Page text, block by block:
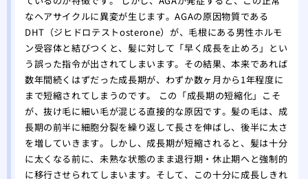
なヘアサイクルに異変が生じます。AGAの原因物質である
DHT（ジヒドロテストosterone）が、毛根にある男性ホルモ
ン受容体と結びつくと、髪に対して「早く成長を止めろ」とい
う誤った指令が出されてしまいます。その結果、本来であれば
数年間続くはずだった成長期が、わずか数ヶ月から1年程度に
まで短縮されてしまうのです。 この「成長期の短縮化」こそ
が、抜け毛に細い毛が混じる直接的な原因です。髪の毛は、成
長期の前半に細胞分裂を繰り返して長さを伸ばし、後半に太さ
を増していきます。しかし、成長期が短縮されると、髪は十分
に太くなる前に、未熟な状態のまま退行期・休止期へと強制的
に移行させられてしまいます。そして、この十分に成長しきれ